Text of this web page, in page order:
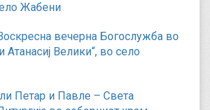
Жабени
вечерна Богослужба во
Атанасиј Велики“, во село
Петар и Павле – Света